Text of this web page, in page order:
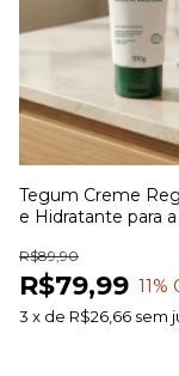
Tegum Creme
e Hidratante para
R$79,99
R$89,90
11%
3 x de R$26,66 sem